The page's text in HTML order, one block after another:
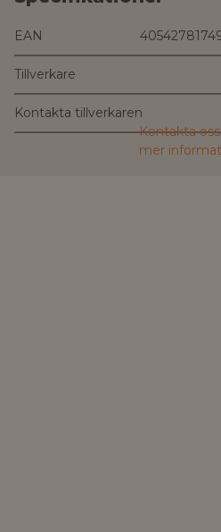
EAN
Tillverkare
Kontakta tillverkaren
Kontakta
mer